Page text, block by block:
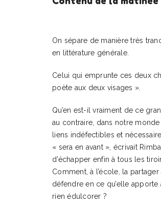
On sépare de manière très
en littérature générale.
Celui qui emprunte ces deux
poète aux deux visages ».
Qu’en est-il vraiment de ce
au contraire, dans notre
liens indéfectibles et
« sera en avant », écrivait
d’échapper enfin à tous les
Comment, à l’école, la
défendre en ce qu’elle apporte
rien édulcorer ?